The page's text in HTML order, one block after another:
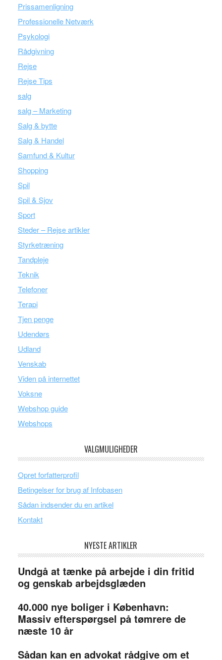
Prissamenligning
Professionelle Netværk
Psykologi
Rådgivning
Rejse
Rejse Tips
salg
salg – Marketing
Salg & bytte
Salg & Handel
Samfund & Kultur
Shopping
Spil
Spil & Sjov
Sport
Steder – Rejse artikler
Styrketræning
Tandpleje
Teknik
Telefoner
Terapi
Tjen penge
Udendørs
Udland
Venskab
Viden på internettet
Voksne
Webshop guide
Webshops
VALGMULIGHEDER
Opret forfatterprofil
Betingelser for brug af Infobasen
Sådan indsender du en artikel
Kontakt
NYESTE ARTIKLER
Undgå at tænke på arbejde i din fritid
og genskab arbejdsglæden
40.000 nye boliger i København:
Massiv efterspørgsel på tømrere de
næste 10 år
Sådan kan en advokat rådgive om et